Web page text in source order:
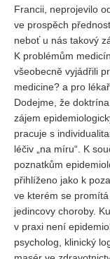
Francii, neprojevilo
ve prospěch
neboť u nás takový
K problémům
všeobecně vyjádřili
medicine? a pro
Dodejme, že
zájem
pracuje s
léčiv „na míru“. K
poznatkům
přihlíženo jako k
ve kterém se
jedincovy choroby.
v praxi není
psycholog, klinický